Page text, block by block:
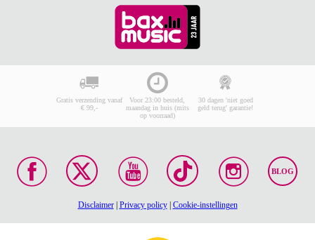
Gratis verzending vanaf
€ 99,-
Voor 23:00 besteld,
maandag in huis (mits
op voorraad)
30 dagen 'niet goed
geld terug' garantie!
BLOG
Disclaimer| Privacy policy| Cookie-instellingen